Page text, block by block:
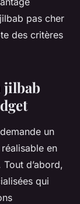
pas cher
des critères
jilbab
un
en
d’abord,
qui